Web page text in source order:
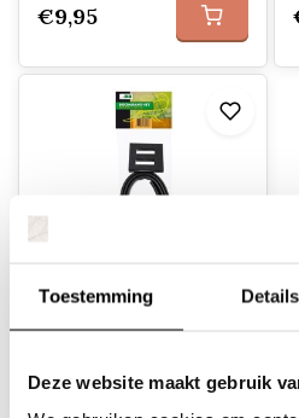
Toestemming Details
Deze website maakt gebruik
€9,95
Boomband, lus en